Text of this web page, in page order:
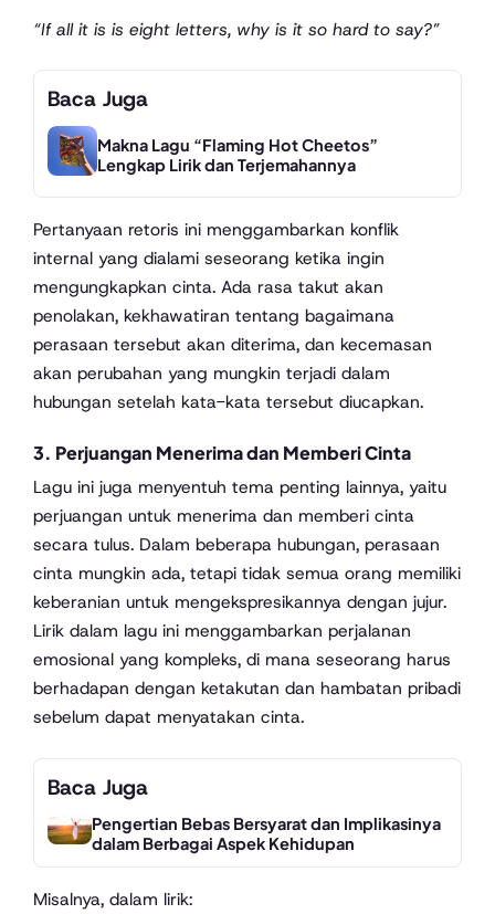
“If all it is is eight letters, why is it so hard to say?”
Baca Juga
Makna Lagu “Flaming Hot Cheetos”
Lengkap Lirik dan Terjemahannya
Pertanyaan retoris ini menggambarkan konflik
internal yang dialami seseorang ketika ingin
mengungkapkan cinta. Ada rasa takut akan
penolakan, kekhawatiran tentang bagaimana
perasaan tersebut akan diterima, dan kecemasan
akan perubahan yang mungkin terjadi dalam
hubungan setelah kata-kata tersebut diucapkan.
3. Perjuangan Menerima dan Memberi Cinta
Lagu ini juga menyentuh tema penting lainnya, yaitu
perjuangan untuk menerima dan memberi cinta
secara tulus. Dalam beberapa hubungan, perasaan
cinta mungkin ada, tetapi tidak semua orang memiliki
keberanian untuk mengekspresikannya dengan jujur.
Lirik dalam lagu ini menggambarkan perjalanan
emosional yang kompleks, di mana seseorang harus
berhadapan dengan ketakutan dan hambatan pribadi
sebelum dapat menyatakan cinta.
Baca Juga
Pengertian Bebas Bersyarat dan Implikasinya
dalam Berbagai Aspek Kehidupan
Misalnya, dalam lirik: